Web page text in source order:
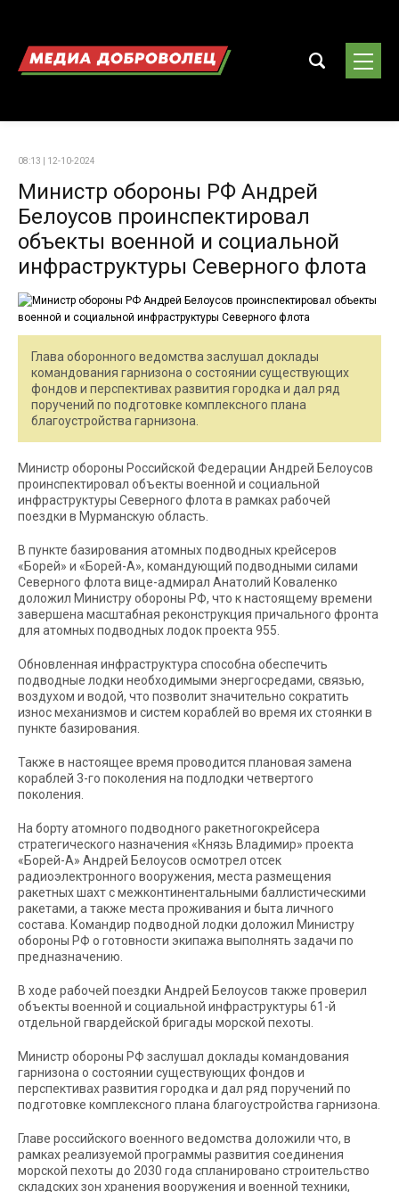
08:13 | 12-10-2024
Министр обороны РФ Андрей
Белоусов проинспектировал
объекты военной и социальной
инфраструктуры Северного флота
Глава оборонного ведомства заслушал доклады
командования гарнизона о состоянии существующих
фондов и перспективах развития городка и дал ряд
поручений по подготовке комплексного плана
благоустройства гарнизона.
Министр обороны Российской Федерации Андрей Белоусов
проинспектировал объекты военной и социальной
инфраструктуры Северного флота в рамках рабочей
поездки в Мурманскую область.
В пункте базирования атомных подводных крейсеров
«Борей» и «Борей-А», командующий подводными силами
Северного флота вице-адмирал Анатолий Коваленко
доложил Министру обороны РФ, что к настоящему времени
завершена масштабная реконструкция причального фронта
для атомных подводных лодок проекта 955.
Обновленная инфраструктура способна обеспечить
подводные лодки необходимыми энергосредами, связью,
воздухом и водой, что позволит значительно сократить
износ механизмов и систем кораблей во время их стоянки в
пункте базирования.
Также в настоящее время проводится плановая замена
кораблей 3-го поколения на подлодки четвертого
поколения.
На борту атомного подводного ракетногокрейсера
стратегического назначения «Князь Владимир» проекта
«Борей-А» Андрей Белоусов осмотрел отсек
радиоэлектронного вооружения, места размещения
ракетных шахт с межконтинентальными баллистическими
ракетами, а также места проживания и быта личного
состава. Командир подводной лодки доложил Министру
обороны РФ о готовности экипажа выполнять задачи по
предназначению.
В ходе рабочей поездки Андрей Белоусов также проверил
объекты военной и социальной инфраструктуры 61-й
отдельной гвардейской бригады морской пехоты.
Министр обороны РФ заслушал доклады командования
гарнизона о состоянии существующих фондов и
перспективах развития городка и дал ряд поручений по
подготовке комплексного плана благоустройства гарнизона.
Главе российского военного ведомства доложили что, в
рамках реализуемой программы развития соединения
морской пехоты до 2030 года спланировано строительство
складских зон хранения вооружения и военной техники,